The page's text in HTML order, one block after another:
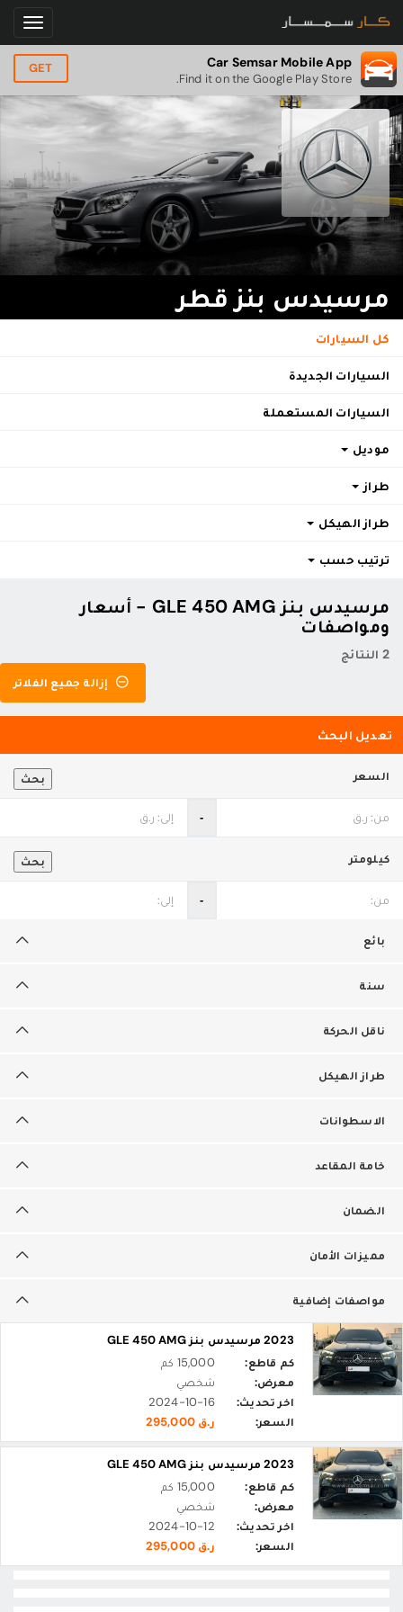
Car Semsar Mobile App
Find it on the Google Play Store.
GET
مرسيدس بنز قطر
كل السيارات
السيارات الجديدة
السيارات المستعملة
موديل
طراز
طراز الهيكل
ترتيب حسب
مرسيدس بنز GLE 450 AMG - أسعار
ومواصفات
2 النتائج
إزالة جميع الفلاتر
تعديل البحث
بحث السعر
‐
بحث كيلومتر
‐
بائع
سنة
ناقل الحركة
طراز الهيكل
الاسطوانات
خامة المقاعد
الضمان
مميزات الأمان
مواصفات إضافية
2023 مرسيدس بنز GLE 450 AMG
كم قاطع:
15,000 كم
معرض:
شخصي
اخر تحديث:
2024-10-16
السعر:
ر.ق 295,000
2023 مرسيدس بنز GLE 450 AMG
كم قاطع:
15,000 كم
معرض:
شخصي
اخر تحديث:
2024-10-12
السعر:
ر.ق 295,000